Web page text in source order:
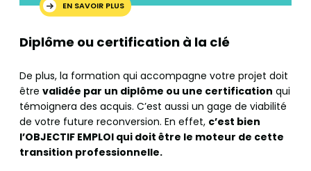
EN SAVOIR PLUS
Diplôme ou certification à la clé
De plus, la formation qui accompagne votre projet doit
être validée par un diplôme ou une certification qui
témoignera des acquis. C’est aussi un gage de viabilité
de votre future reconversion. En effet, c’est bien
l’OBJECTIF EMPLOI qui doit être le moteur de cette
transition professionnelle.